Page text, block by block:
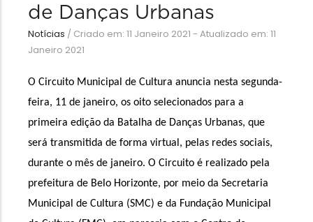
de Danças Urbanas
Notícias / Criado em: 11 Janeiro 2021 - Atualizado em: 11
Janeiro 2021
O Circuito Municipal de Cultura anuncia nesta segunda-
feira, 11 de janeiro, os oito selecionados para a
primeira edição da Batalha de Danças Urbanas, que
será transmitida de forma virtual, pelas redes sociais,
prefeitura de Belo Horizonte, por meio da Secretaria
Municipal de Cultura (SMC) e da Fundação Municipal